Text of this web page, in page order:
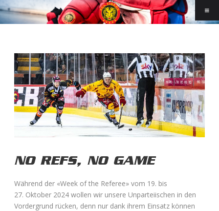
NO REFS, NO GAME
Während der «Week of the Referee» vom 19. bis
27. Oktober 2024 wollen wir unsere Unparteiischen in den
Vordergrund rücken, denn nur dank ihrem Einsatz können